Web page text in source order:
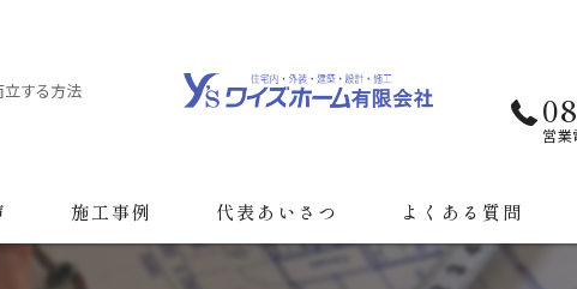
する方法
営業
施工事例 代表あいさつ よくある質問